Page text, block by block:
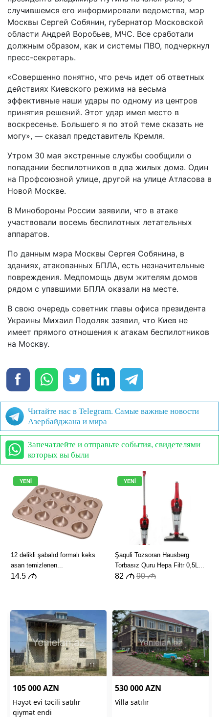
случившемся его информировали ведомства, мэр
Москвы Сергей Собянин, губернатор Московской
области Андрей Воробьев, МЧС. Все сработали
должным образом, как и системы ПВО, подчеркнул
пресс-секретарь.
«Совершенно понятно, что речь идет об ответных
действиях Киевского режима на весьма
эффективные наши удары по одному из центров
принятия решений. Этот удар имел место в
воскресенье. Большего я по этой теме сказать не
могу», — сказал представитель Кремля.
Утром 30 мая экстренные службы сообщили о
попадании беспилотников в два жилых дома. Один
на Профсоюзной улице, другой на улице Атласова в
Новой Москве.
В Минобороны России заявили, что в атаке
участвовали восемь беспилотных летательных
аппаратов.
По данным мэра Москвы Сергея Собянина, в
зданиях, атакованных БПЛА, есть незначительные
повреждения. Медпомощь двум жителям домов
рядом с упавшими БПЛА оказали на месте.
В свою очередь советник главы офиса президента
Украины Михаил Подоляк заявил, что Киев не
имеет прямого отношения к атакам беспилотников
на Москву.
Читайте нас в Telegram. Самые важные новости
Азербайджана и мира
Запечатлейте и отправьте события, свидетелями
которых вы были